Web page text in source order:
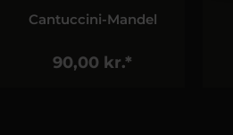
Mandler i
194,00 kr.*